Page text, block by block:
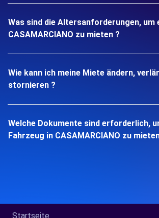
Was sind die Altersanforderungen, um
CASAMARCIANO zu mieten ?
Wie kann ich meine Miete ändern,
stornieren ?
Welche Dokumente sind erforderlich,
Fahrzeug in CASAMARCIANO zu
Startseite